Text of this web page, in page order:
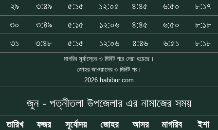
২৯
৩:৪৯ ৫:১৫ ১২:০৫ ৪:৪৫ ৬:৫০
৮:১৭
৩০
৩:৪৯ ৫:১৫ ১২:০৬ ৪:৪৫ ৬:৫০
৮:১৮
৩১
৩:৪৮ ৫:১৫ ১২:০৬ ৪:৪৬ ৬:৫১ ৮:১৮
মাগরিব সূর্যাস্তের ৩ মিনিট পরে দেয়া হয়েছে।
জোহর জাওয়ালের ৩ মিনিট পর।
2026 habibur.com
জুন - পত্নীতলা উপজেলার এর নামাজের সময়
তারিখ ফজর সূর্যোদয় জোহর আসর মাগরিব
ইশা